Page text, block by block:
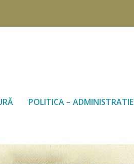
POLITICA – ADMINISTRATIE